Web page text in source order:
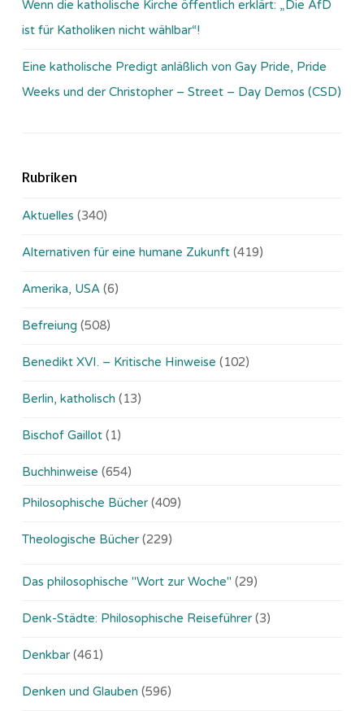
Wenn die katholische Kirche öffentlich erklärt: „Die AfD
ist für Katholiken nicht wählbar“!
Eine katholische Predigt anläßlich von Gay Pride, Pride
Weeks und der Christopher – Street – Day Demos (CSD)
Rubriken
Aktuelles (340)
Alternativen für eine humane Zukunft (419)
Amerika, USA (6)
Befreiung (508)
Benedikt XVI. – Kritische Hinweise (102)
Berlin, katholisch (13)
Bischof Gaillot (1)
Buchhinweise (654)
Philosophische Bücher (409)
Theologische Bücher (229)
Das philosophische "Wort zur Woche" (29)
Denk-Städte: Philosophische Reiseführer (3)
Denkbar (461)
Denken und Glauben (596)